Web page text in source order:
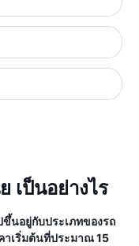
เป็นอย่างไร
นอยู่กับประเภทของรถ
าเริ่มต้นที่ประมาณ 15